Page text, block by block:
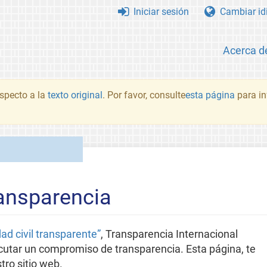
Acerca
Iniciar sesión Cambiar
a la texto original. Por favor, consulteesta página para
civil transparente”, Transparencia Internacional
un compromiso de transparencia. Esta página, te
sitio web.